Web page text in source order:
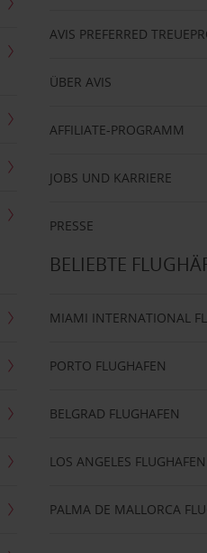
AVIS PREFERRED
ÜBER AVIS
AFFILIATE-PROGRAMM
JOBS UND KARRIERE
PRESSE
BELIEBTE
MIAMI INTERNATIONAL
PORTO FLUGHAFEN
BELGRAD FLUGHAFEN
LOS ANGELES FLUGHAFEN
PALMA DE MALLORCA